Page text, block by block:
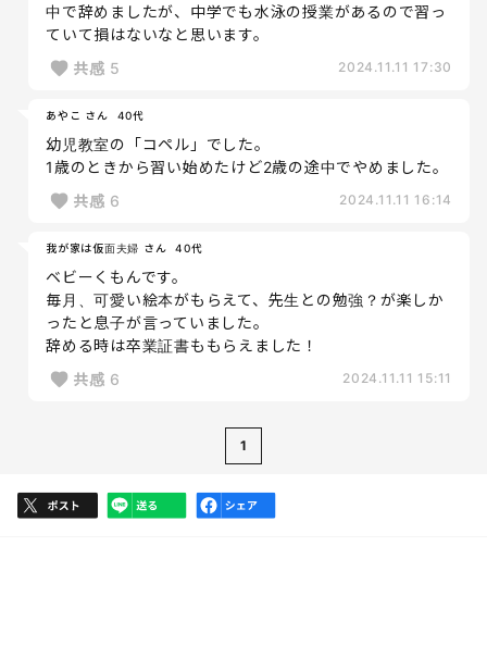
中で辞めましたが、中学でも水泳の授業があるので習っ
ていて損はないなと思います。
共感 5 2024.11.11 17:30
あやこ さん 40代
幼児教室の「コペル」でした。
1歳のときから習い始めたけど2歳の途中でやめました。
共感 6 2024.11.11 16:14
我が家は仮面夫婦 さん 40代
ベビーくもんです。
毎月、可愛い絵本がもらえて、先生との勉強？が楽しか
ったと息子が言っていました。
辞める時は卒業証書ももらえました！
共感 6 2024.11.11 15:11
1